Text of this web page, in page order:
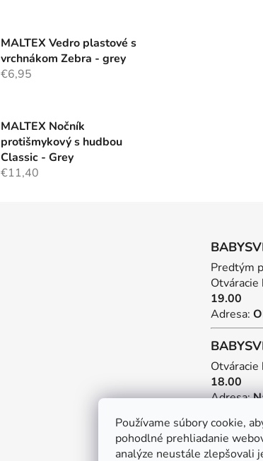
Používame súbory cookie,
pohodlné prehliadanie
analýze neustále zlepšovali
MALTEX Vedro plastové s
vrchnákom Zebra - grey
€6,95
MALTEX Nočník
protišmykový s hudbou
Classic - Grey
€11,40
Predtým
Otváracie
19.00
Adresa:
Otváracie
18.00
Adresa:
Tvorba